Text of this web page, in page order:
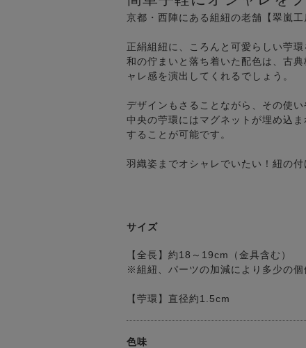
京都・西陣にある組紐の老舗【翠嵐
正絹組紐に、ころんと可愛らしい苧
和の佇まいと落ち着いた配色は、古
ャレ感を演出してくれるでしょう。
デザインもさることながら、その使
中央の苧環にはマグネットが埋め込
することが可能です。
羽織姿までオシャレでいたい！紐の
サイズ
【全長】約18～19cm（金具含む）
※組紐、パーツの加減により多少の個
【苧環】直径約1.5cm
色味